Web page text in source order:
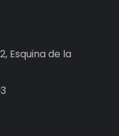
Esquina de la